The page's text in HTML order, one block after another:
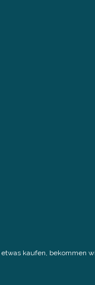
kaufen, bekommen